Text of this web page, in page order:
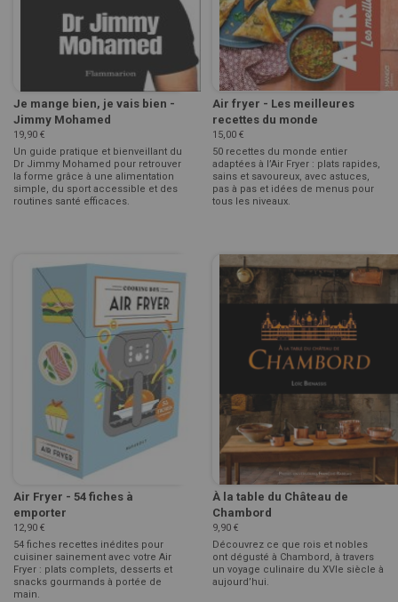
Je mange bien, je vais bien -
Jimmy Mohamed
19,90 €
Un guide pratique et bienveillant du
Dr Jimmy Mohamed pour retrouver
la forme grâce à une alimentation
simple, du sport accessible et des
routines santé efficaces.
Air fryer - Les meilleures
recettes du monde
15,00 €
50 recettes du monde entier
adaptées à l’Air Fryer : plats rapides,
sains et savoureux, avec astuces,
pas à pas et idées de menus pour
tous les niveaux.
Air Fryer - 54 fiches à
emporter
12,90 €
54 fiches recettes inédites pour
cuisiner sainement avec votre Air
Fryer : plats complets, desserts et
snacks gourmands à portée de
main.
À la table du Château de
Chambord
9,90 €
Découvrez ce que rois et nobles
ont dégusté à Chambord, à travers
un voyage culinaire du XVIe siècle à
aujourd’hui.